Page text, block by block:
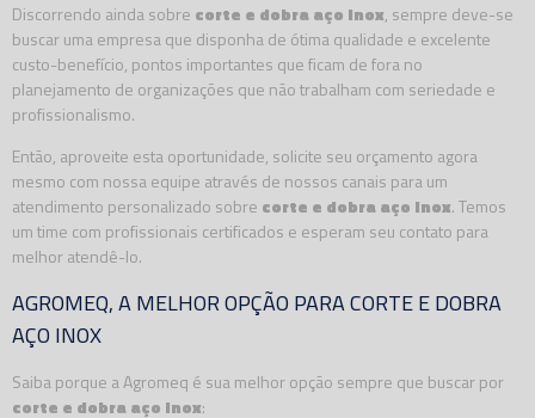
Discorrendo ainda sobre corte e dobra aço inox, sempre deve-se
buscar uma empresa que disponha de ótima qualidade e excelente
custo-benefício, pontos importantes que ficam de fora no
planejamento de organizações que não trabalham com seriedade e
profissionalismo.
Então, aproveite esta oportunidade, solicite seu orçamento agora
mesmo com nossa equipe através de nossos canais para um
atendimento personalizado sobre corte e dobra aço inox. Temos
um time com profissionais certificados e esperam seu contato para
melhor atendê-lo.
AGROMEQ, A MELHOR OPÇÃO PARA CORTE E DOBRA
AÇO INOX
Saiba porque a Agromeq é sua melhor opção sempre que buscar por
corte e dobra aço inox: